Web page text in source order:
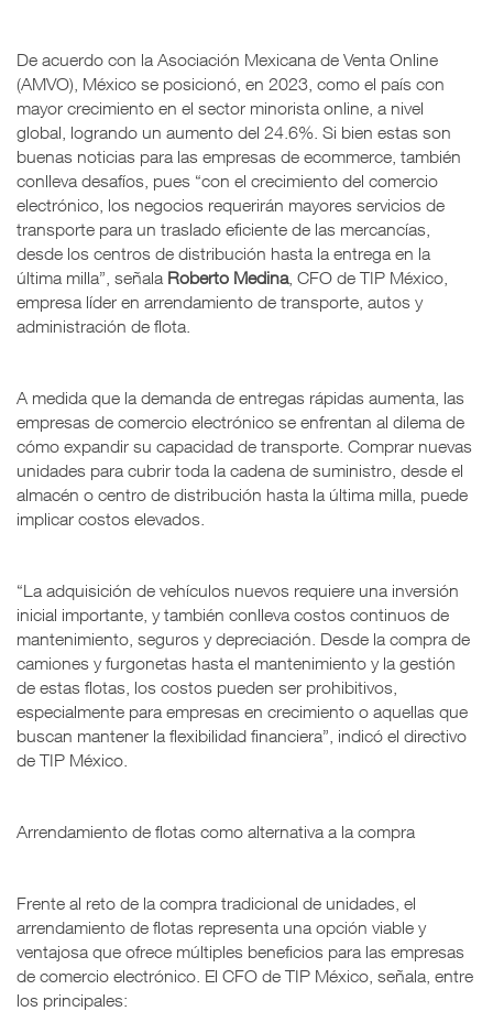
De acuerdo con la Asociación Mexicana de Venta Online
(AMVO), México se posicionó, en 2023, como el país con
mayor crecimiento en el sector minorista online, a nivel
global, logrando un aumento del 24.6%. Si bien estas son
buenas noticias para las empresas de ecommerce, también
conlleva desafíos, pues “con el crecimiento del comercio
electrónico, los negocios requerirán mayores servicios de
transporte para un traslado eficiente de las mercancías,
desde los centros de distribución hasta la entrega en la
última milla”, señala Roberto Medina, CFO de TIP México,
empresa líder en arrendamiento de transporte, autos y
administración de flota.
A medida que la demanda de entregas rápidas aumenta, las
empresas de comercio electrónico se enfrentan al dilema de
cómo expandir su capacidad de transporte. Comprar nuevas
unidades para cubrir toda la cadena de suministro, desde el
almacén o centro de distribución hasta la última milla, puede
implicar costos elevados.
“La adquisición de vehículos nuevos requiere una inversión
inicial importante, y también conlleva costos continuos de
mantenimiento, seguros y depreciación. Desde la compra de
camiones y furgonetas hasta el mantenimiento y la gestión
de estas flotas, los costos pueden ser prohibitivos,
especialmente para empresas en crecimiento o aquellas que
buscan mantener la flexibilidad financiera”, indicó el directivo
de TIP México.
Arrendamiento de flotas como alternativa a la compra
Frente al reto de la compra tradicional de unidades, el
arrendamiento de flotas representa una opción viable y
ventajosa que ofrece múltiples beneficios para las empresas
de comercio electrónico. El CFO de TIP México, señala, entre
los principales: